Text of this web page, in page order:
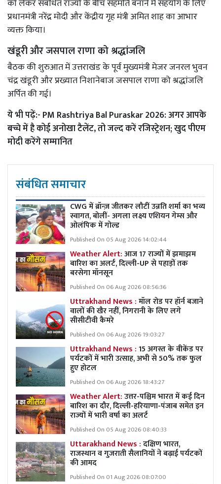
को लेकर संबंधित राज्यों के बीच सहमति बनाने में सहयोग के लिए
प्रधानमंत्री नरेंद्र मोदी और केंद्रीय गृह मंत्री अमित शाह का आभार
व्यक्त किया।
खंडूरी और जसपाल राणा को श्रद्धांजलि
बैठक की शुरुआत में उत्तराखंड के पूर्व मुख्यमंत्री मेजर जनरल भुवन
चंद्र खंडूरी और प्रख्यात निशानेबाज जसपाल राणा को श्रद्धांजलि
अर्पित की गई।
ये भी पढ़ें:- PM Rashtriya Bal Puraskar 2026: अगर आपके
बच्चे में है कोई अनोखा टैलेंट, तो जल्द करें रजिस्ट्रेशन; खुद पीएम
मोदी करेंगे सम्मानित
संबंधित समाचार
CWG में ब्रॉन्ज़ जीतकर लौटीं उन्नति शर्मा का भव्य
स्वागत, बोलीं- अगला लक्ष्य एशियन गेम्स और
ओलंपिक में गोल्ड
Published On 05 Aug 2026 14:02:44
Weather Alert:आज 17 राज्यों में झमाझम
बारिश का अलर्ट, दिल्ली-UP से पहाड़ों तक
बरसेगा मॉनसून
Published On 06 Aug 2026 08:56:36
Uttrakhand News :मॉल रोड पर हॉर्न बजाने
वालों की खैर नहीं, निगरानी के लिए लगे
सीसीटीवी कैमरे
Published On 06 Aug 2026 19:03:27
Uttrakhand News :15 अगस्त के वीकेंड पर
पर्यटकों में भारी उत्साह, अभी से 50% तक फुल
हुए होटल
Published On 06 Aug 2026 18:43:27
Weather Alert:उत्तर-पश्चिम भारत में कई दिन
बारिश का दौर, दिल्ली-हरियाणा-पंजाब समेत इन
राज्यों में भारी वर्षा का अलर्ट
Published On 05 Aug 2026 08:40:33
Uttarakhand News :दक्षिण भारत,
राजस्थान व गुजराती सैलानियों ने बढ़ाई पर्यटकों
की आमद
Published On 01 Aug 2026 08:07:00